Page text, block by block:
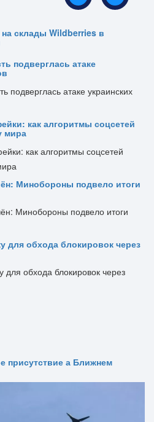
склады Wildberries в
подверглась атаке
как алгоритмы соцсетей
мира
Минобороны подвело итоги
для обхода блокировок через
а Ближнем